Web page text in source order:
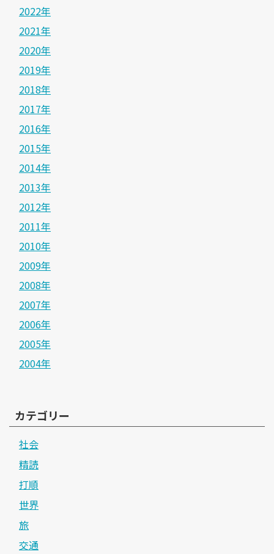
2022年
2021年
2020年
2019年
2018年
2017年
2016年
2015年
2014年
2013年
2012年
2011年
2010年
2009年
2008年
2007年
2006年
2005年
2004年
カテゴリー
社会
精読
打順
世界
旅
交通